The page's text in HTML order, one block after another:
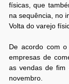
físicas, que
na sequência, no
Volta do varejo
De acordo com
empresas de
as vendas de fim
novembro.